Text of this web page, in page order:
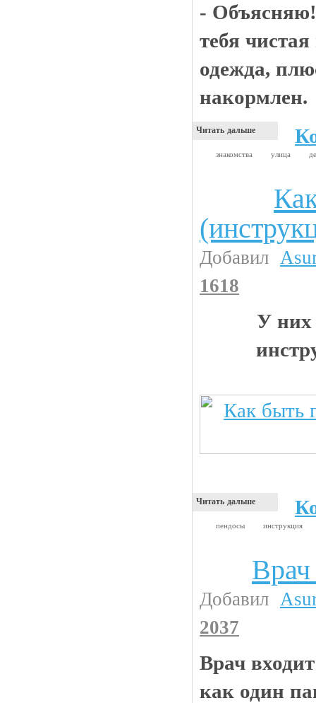
-
тебя
одежда,
накормлен.
Читать дальше
знакомства улица
Добавил
1618
У них
Читать дальше
пендосы инструкция
Врач
Добавил
2037
Врач
как один